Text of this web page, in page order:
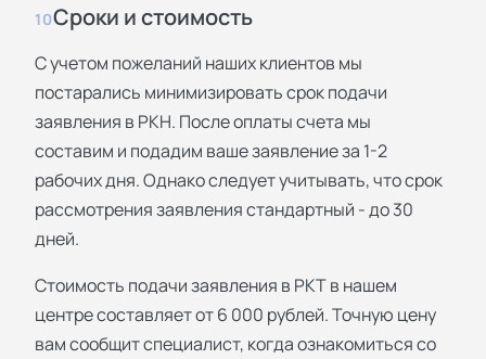
10Сроки и стоимость
С учетом пожеланий наших клиентов мы
постарались минимизировать срок подачи
заявления в РКН. После оплаты счета мы
составим и подадим ваше заявление за 1-2
рабочих дня. Однако следует учитывать, что срок
рассмотрения заявления стандартный - до 30
дней.
Стоимость подачи заявления в РКТ в нашем
центре составляет от 6 000 рублей. Точную цену
вам сообщит специалист, когда ознакомиться со